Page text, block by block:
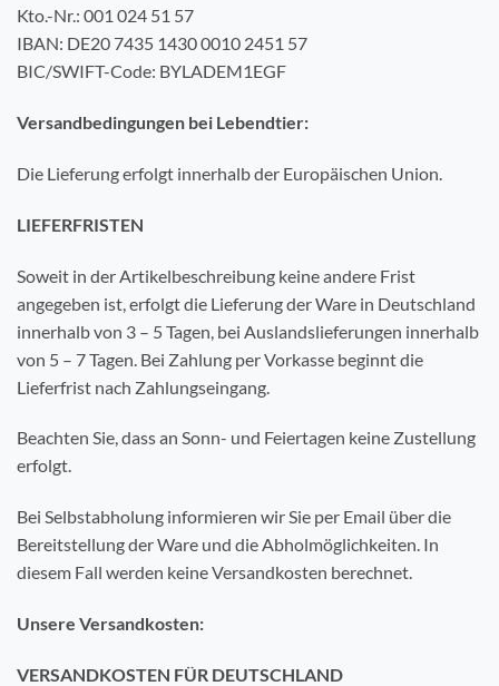
Kto.-Nr.: 001 024 51 57
IBAN: DE20 7435 1430 0010 2451 57
BIC/SWIFT-Code: BYLADEM1EGF
Versandbedingungen bei Lebendtier:
Die Lieferung erfolgt innerhalb der Europäischen Union.
LIEFERFRISTEN
Soweit in der Artikelbeschreibung keine andere Frist
angegeben ist, erfolgt die Lieferung der Ware in Deutschland
innerhalb von 3 – 5 Tagen, bei Auslandslieferungen innerhalb
von 5 – 7 Tagen. Bei Zahlung per Vorkasse beginnt die
Lieferfrist nach Zahlungseingang.
Beachten Sie, dass an Sonn- und Feiertagen keine Zustellung
erfolgt.
Bei Selbstabholung informieren wir Sie per Email über die
Bereitstellung der Ware und die Abholmöglichkeiten. In
diesem Fall werden keine Versandkosten berechnet.
Unsere Versandkosten:
VERSANDKOSTEN FÜR DEUTSCHLAND